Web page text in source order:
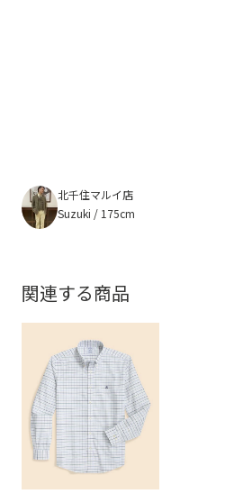
北千住マルイ店
Suzuki / 175cm
関連する商品